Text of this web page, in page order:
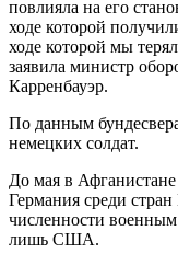
повлияла на его
ходе которой
ходе которой мы
заявила министр
Карренбауэр.
По данным
немецких солдат.
До мая в
Германия среди
численности
лишь США.